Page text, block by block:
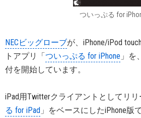
ついっぷる for
NECビッグローブが、iPhone/iPod
トアプリ「ついっぷる for iPhone 」を
付を開始しています。
iPad用Twitterクライアントとしてリ
る for iPad 」をベースにしたiPhone版で